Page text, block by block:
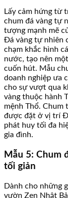
Lấy cảm hứng từ
chum đá vàng tự
tượng mạnh mẽ
Đá vàng tự nhiên
chạm khắc hình
nước, tạo nên
cuốn hút. Mẫu
doanh nghiệp ưa
cho sự vượt qua
vàng thuộc hành
mệnh Thổ. Chum
được đặt ở vị trí
phát huy tối đa
gia đình.
Mẫu 5: Chum
tối giản
Dành cho những
vườn Zen Nhật